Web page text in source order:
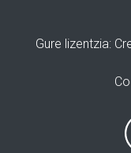
Gure lizentzia: